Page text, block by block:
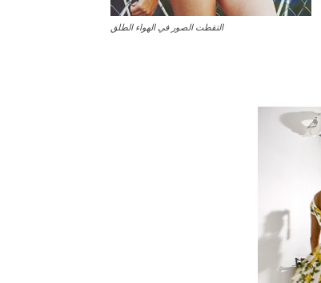
التقطت الصور في الهواء الطلق